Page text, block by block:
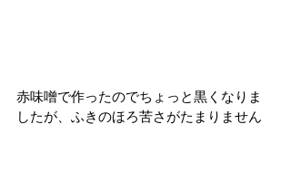
赤味噌で作ったのでちょっと黒くなりま
したが、ふきのほろ苦さがたまりません